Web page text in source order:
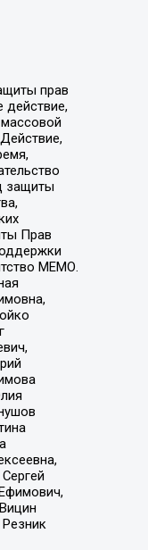
прав
защиты
Прав
МЕМО.